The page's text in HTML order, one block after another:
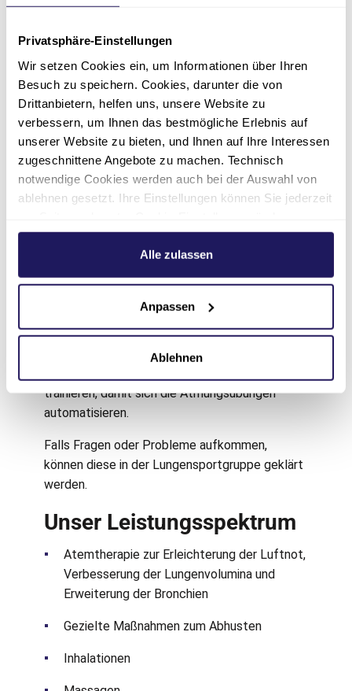
Privatsphäre-Einstellungen
Wir setzen Cookies ein, um Informationen über Ihren
Besuch zu speichern. Cookies, darunter die von
Drittanbietern, helfen uns, unsere Website zu
verbessern, um Ihnen das bestmögliche Erlebnis auf
unserer Website zu bieten, und Ihnen auf Ihre Interessen
zugeschnittene Angebote zu machen. Technisch
notwendige Cookies werden auch bei der Auswahl von
ablehnen gesetzt. Ihre Einstellungen können Sie jederzeit
Weitere Informationen hierzu finden Sie in unserer
.
Alle zulassen
Anpassen
Ablehnen
Gruppenzeiten:
mittwochs von 08:15 bis 09:00 Uhr
donnerstags von 13:00 bis 13:45 Uhr
Der Lungensport findet in den Räumen des
Müritzsportclubsstatt.
Was wird beim Lungensport
gemacht?
Muskelaufbau, gestärkter Muskelkraft und
einer Verbesserung der Koordination von
Bewegungsabläufen unterstützen Sie
Auch außerhalb unseres Lungensports sollten
trainieren, damit sich die Atmungsübungen
automatisieren.
Falls Fragen oder Probleme aufkommen,
können diese in der Lungensportgruppe geklärt
werden.
Unser Leistungsspektrum
Atemtherapie zur Erleichterung der Luftnot,
Verbesserung der Lungenvolumina und
Erweiterung der Bronchien
Gezielte Maßnahmen zum Abhusten
Inhalationen